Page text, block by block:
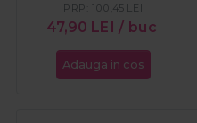
47,90 LEI / buc
PRP: 100,45 LEI
Adauga in cos